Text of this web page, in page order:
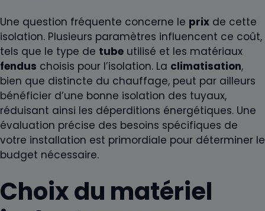
Une question fréquente concerne le prix de cette
isolation. Plusieurs paramètres influencent ce coût,
tels que le type de tube utilisé et les matériaux
fendus choisis pour l’isolation. La climatisation,
bien que distincte du chauffage, peut par ailleurs
bénéficier d’une bonne isolation des tuyaux,
réduisant ainsi les déperditions énergétiques. Une
évaluation précise des besoins spécifiques de
votre installation est primordiale pour déterminer le
budget nécessaire.
Choix du matériel